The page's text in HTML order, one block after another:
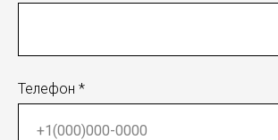
Телефон *